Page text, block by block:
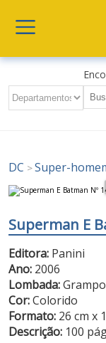
DC >Super-
Superman E
Editora: Panini
Ano: 2006
Lombada:
Cor:Colorido
Formato: 26 cm x
Descrição: 100